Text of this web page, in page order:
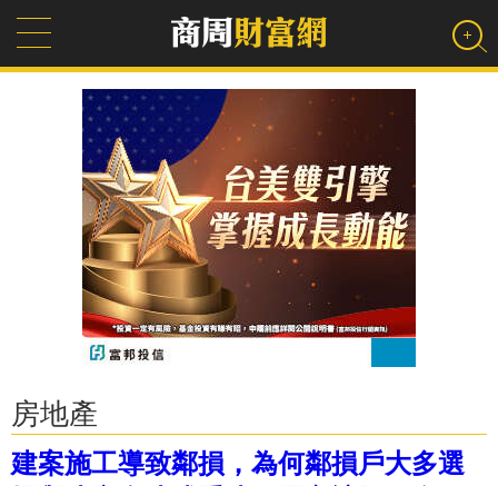
房地產
建案施工導致鄰損，為何鄰損戶大多選